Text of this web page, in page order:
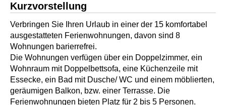
Kurzvorstellung
Verbringen Sie Ihren Urlaub in einer der 15 komfortabel
ausgestatteten Ferienwohnungen, davon sind 8
Wohnungen barierrefrei.
Die Wohnungen verfügen über ein Doppelzimmer, ein
Wohnraum mit Doppelbettsofa, eine Küchenzeile mit
Essecke, ein Bad mit Dusche/ WC und einem möblierten,
geräumigen Balkon, bzw. einer Terrasse. Die
Ferienwohnungen bieten Platz für 2 bis 5 Personen.